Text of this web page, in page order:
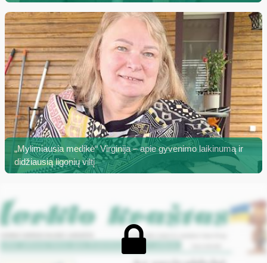
„Mylimiausia medikė“ Virginija – apie gyvenimo laikinumą ir
didžiausią ligonių viltį